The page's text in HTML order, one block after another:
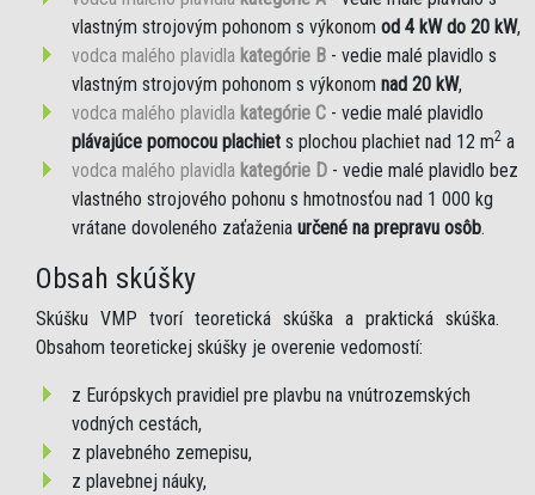
vlastným strojovým pohonom s výkonom od 4 kW do 20 kW,
vodca malého plavidla kategórie B - vedie malé plavidlo s
vlastným strojovým pohonom s výkonom nad 20 kW,
vodca malého plavidla kategórie C - vedie malé plavidlo
plávajúce pomocou plachiet s plochou plachiet nad 12 m2 a
vodca malého plavidla kategórie D - vedie malé plavidlo bez
vlastného strojového pohonu s hmotnosťou nad 1 000 kg
vrátane dovoleného zaťaženia určené na prepravu osôb.
Obsah skúšky
Skúšku VMP tvorí teoretická skúška a praktická skúška.
Obsahom teoretickej skúšky je overenie vedomostí:
z Európskych pravidiel pre plavbu na vnútrozemských
vodných cestách,
z plavebného zemepisu,
z plavebnej náuky,